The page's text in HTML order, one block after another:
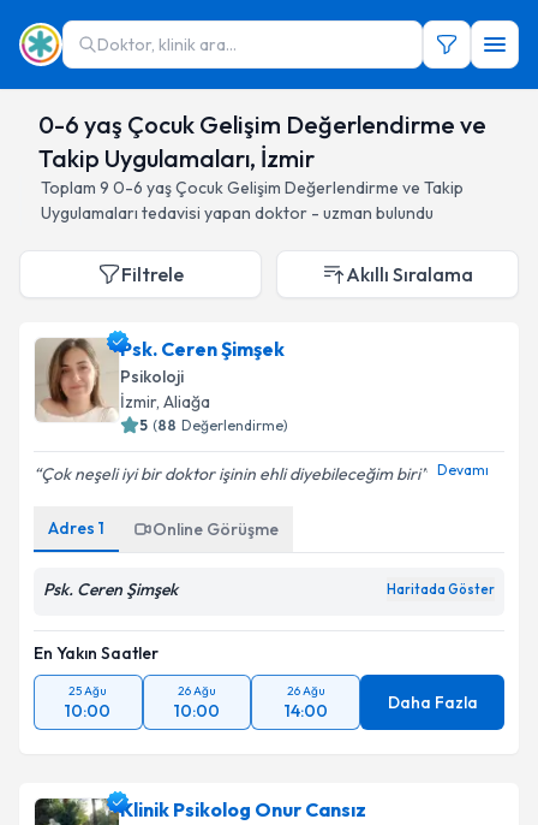
Doktor, klinik ara...
0-6 yaş Çocuk Gelişim Değerlendirme ve
Takip Uygulamaları, İzmir
Toplam 9 0-6 yaş Çocuk Gelişim Değerlendirme ve Takip
Uygulamaları tedavisi yapan doktor - uzman bulundu
Filtrele Akıllı Sıralama
Psk. Ceren Şimşek
Psikoloji
İzmir, Aliağa
5 (88 Değerlendirme)
Çok neşeli iyi bir doktor işinin ehli diyebileceğim biri Devamı
Adres 1 Online Görüşme
Psk. Ceren Şimşek Haritada Göster
En Yakın Saatler
25 Ağu
10:00
26 Ağu
10:00
26 Ağu
14:00 Daha Fazla
Klinik Psikolog Onur Cansız